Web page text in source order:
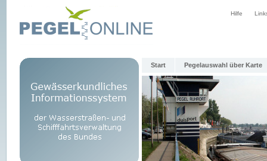
Hilfe
Start Pegelauswahl über Karte